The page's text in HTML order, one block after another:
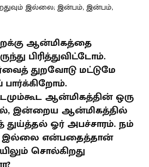
இல்லை; இன்பம், இன்பம்,
ஆன்மிகத்தை
பிரித்துவிட்டோம்.
துறவோடு மட்டுமே
ஆன்மிகத்தின் ஒரு
இன்றைய ஆன்மிகத்தில்
ஓர் அபச்சாரம். நம்
இல்லை என்பதைத்தான்
சொல்கிறது